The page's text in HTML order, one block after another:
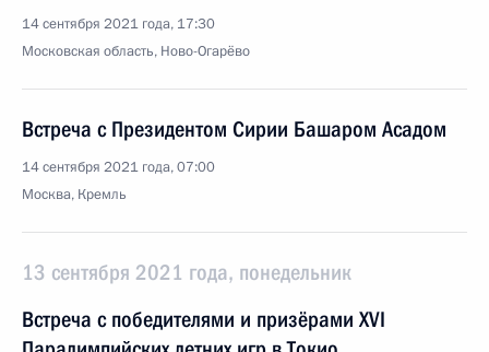
14 сентября 2021 года, 17:30
Московская область, Ново-Огарёво
Встреча с Президентом Сирии Башаром Асадом
14 сентября 2021 года, 07:00
Москва, Кремль
13 сентября 2021 года, понедельник
Встреча с победителями и призёрами ХVI